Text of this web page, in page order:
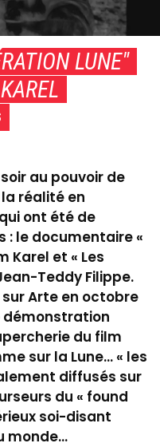
LUNE"
au pouvoir de
réalité en
ont été de
: le documentaire «
Karel et « Les
Teddy Filippe.
sur Arte en octobre
démonstration
du film
sur la Lune... « les
diffusés sur
du « found
soi-disant
monde...